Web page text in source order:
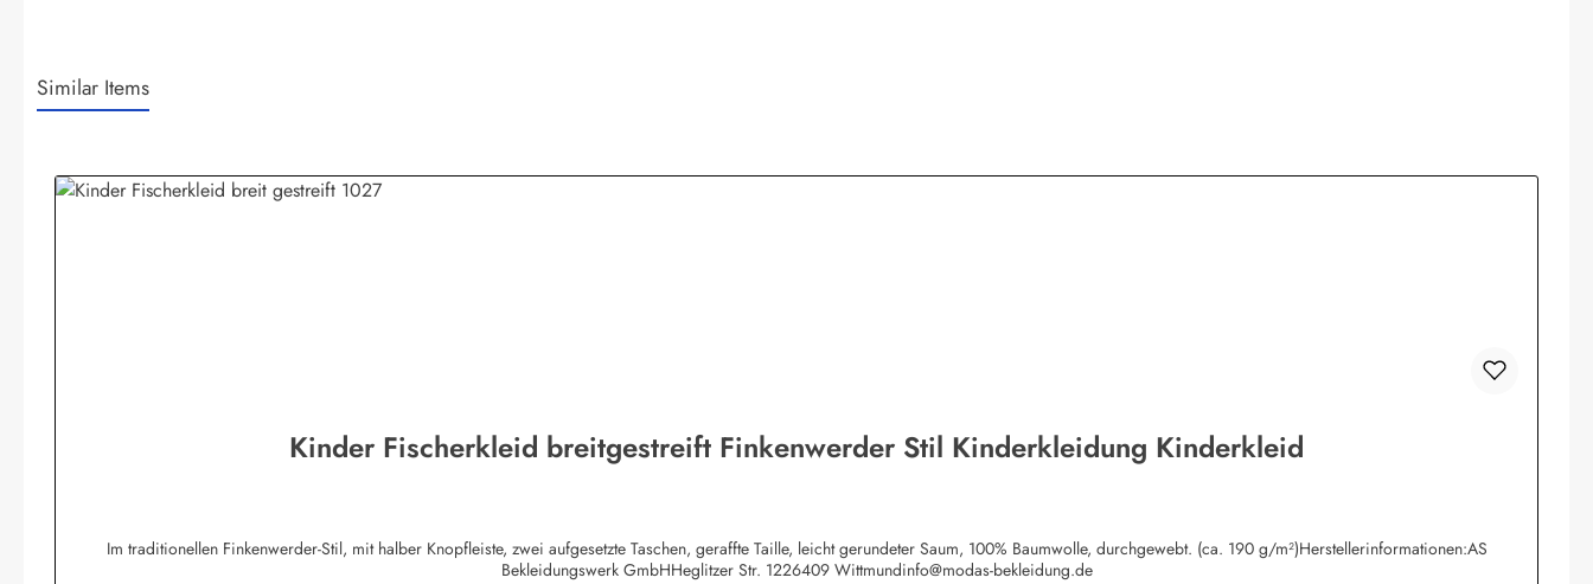
Similar Items
Kinder Fischerkleid breitgestreift Finkenwerder Stil Kinderkleidung Kinderkleid
Im traditionellen Finkenwerder-Stil, mit halber Knopfleiste, zwei aufgesetzte Taschen, geraffte Taille, leicht gerundeter Saum, 100% Baumwolle, durchgewebt. (ca. 190 g/m²)Herstellerinformationen:AS
Bekleidungswerk GmbHHeglitzer Str. 1226409 Wittmundinfo@modas-bekleidung.de